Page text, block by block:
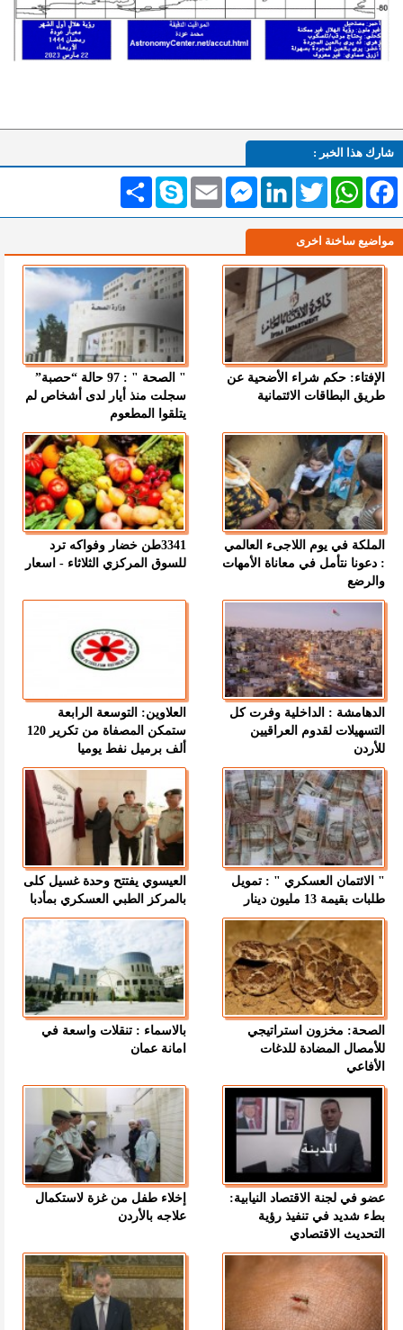
شارك هذا الخبر :
انشر Skype Email
MessengerLinkedInTwitterWhatsAppFacebook
مواضيع ساخنة اخرى
الإفتاء: حكم شراء الأضحية عن
طريق البطاقات الائتمانية
" الصحة " : 97 حالة “حصبة”
سجلت منذ أيار لدى أشخاص لم
يتلقوا المطعوم
الملكة في يوم اللاجىء العالمي
: دعونا نتأمل في معاناة الأمهات
والرضع
3341طن خضار وفواكه ترد
للسوق المركزي الثلاثاء - اسعار
الدهامشة : الداخلية وفرت كل
التسهيلات لقدوم العراقيين
للأردن
العلاوين: التوسعة الرابعة
ستمكن المصفاة من تكرير 120
ألف برميل نفط يوميا
" الائتمان العسكري " : تمويل
طلبات بقيمة 13 مليون دينار
العيسوي يفتتح وحدة غسيل كلى
بالمركز الطبي العسكري بمأدبا
الصحة: مخزون استراتيجي
للأمصال المضادة للدغات
الأفاعي
بالاسماء : تنقلات واسعة في
امانة عمان
عضو في لجنة الاقتصاد النيابية:
بطء شديد في تنفيذ رؤية
التحديث الاقتصادي
إخلاء طفل من غزة لاستكمال
علاجه بالأردن